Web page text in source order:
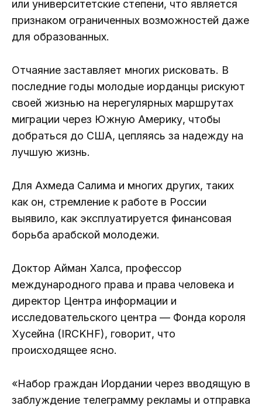
или университетские степени, что является
признаком ограниченных возможностей даже
для образованных.
Отчаяние заставляет многих рисковать. В
последние годы молодые иорданцы рискуют
своей жизнью на нерегулярных маршрутах
миграции через Южную Америку, чтобы
добраться до США, цепляясь за надежду на
лучшую жизнь.
Для Ахмеда Салима и многих других, таких
как он, стремление к работе в России
выявило, как эксплуатируется финансовая
борьба арабской молодежи.
Доктор Айман Халса, профессор
международного права и права человека и
директор Центра информации и
исследовательского центра — Фонда короля
Хусейна (IRCKHF), говорит, что
происходящее ясно.
«Набор граждан Иордании через вводящую в
заблуждение телеграмму рекламы и отправка